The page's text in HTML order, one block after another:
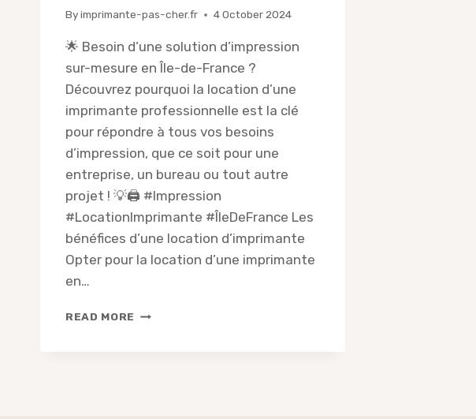
Byimprimante-pas-cher.fr 4 October 2024
🌟 Besoin d’une solution d’impression
sur-mesure en Île-de-France ?
Découvrez pourquoi la location d’une
imprimante professionnelle est la clé
pour répondre à tous vos besoins
d’impression, que ce soit pour une
entreprise, un bureau ou tout autre
projet ! 💡🖨️ #Impression
#LocationImprimante #ÎleDeFrance Les
bénéfices d’une location d’imprimante
Opter pour la location d’une imprimante
en…
READ MORE POURQUOI